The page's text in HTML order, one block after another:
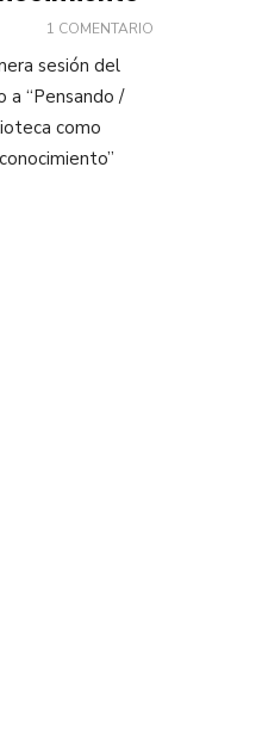
1 COMENTARIO
sesión del
a “Pensando /
como